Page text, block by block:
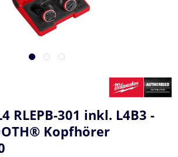
RLEPB-301 inkl. L4B3 -
Kopfhörer